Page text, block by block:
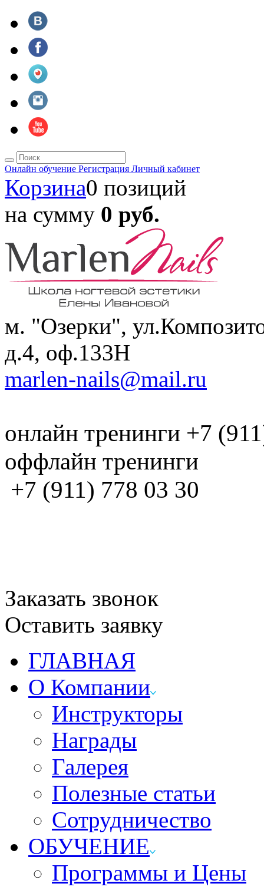
Онлайн обучение Регистрация Личный кабинет
Корзина0 позиций
на сумму 0 руб.
м. "Озерки",
д.4, оф.133H
marlen-nails@mail.ru
онлайн тренинги +7
оффлайн тренинги
+7 (911) 778 03 30
Заказать звонок
Оставить заявку
ГЛАВНАЯ
О Компании
Инструкторы
Награды
Галерея
Полезные статьи
Сотрудничество
ОБУЧЕНИЕ
Программы и Цены